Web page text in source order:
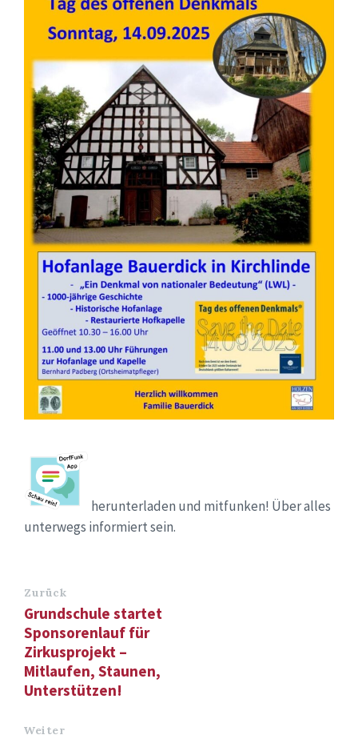
herunterladen und mitfunken! Über alles
unterwegs informiert sein.
Zurück
Grundschule startet
Sponsorenlauf für
Zirkusprojekt –
Mitlaufen, Staunen,
Unterstützen!
Weiter